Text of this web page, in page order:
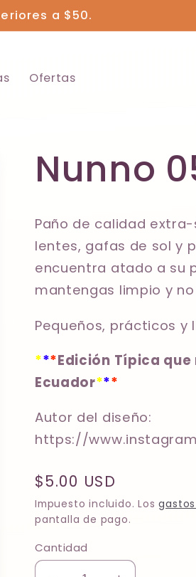
a $50.
Ofertas
Nunno
Paño de calidad
lentes, gafas de sol y
encuentra atado a su
mantengas limpio y
Pequeños, prácticos y
***Edición Típica
Ecuador***
Autor del diseño:
https://
Precio
habitual
$5.00 USD
Impuesto incluido. Los
pantalla de pago.
Cantidad